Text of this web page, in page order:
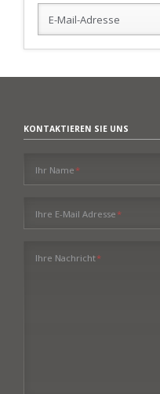
Mail-
KONTAKTIEREN SIE UNS
Pflichtfeld
Ihr Name*
Pflichtfeld
Ihre E-Mail Adresse*
Pflichtfeld
Ihre Nachricht*